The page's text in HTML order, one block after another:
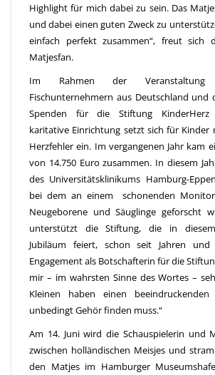
Highlight für mich dabei zu sein. Das
und dabei einen guten Zweck zu
einfach perfekt zusammen“, freut sich
Matjesfan.
Im Rahmen der
Fischunternehmern aus Deutschland und
Spenden für die Stiftung KinderHerz
karitative Einrichtung setzt sich für Kinder
Herzfehler ein. Im vergangenen Jahr kam
von 14.750 Euro zusammen. In diesem
des Universitätsklinikums Hamburg-
bei dem an einem schonenden
Neugeborene und Säuglinge geforscht
unterstützt die Stiftung, die in diesem
Jubiläum feiert, schon seit Jahren
Engagement als Botschafterin für die
mir – im wahrsten Sinne des Wortes –
Kleinen haben einen
unbedingt Gehör finden muss.“
Am 14. Juni wird die Schauspielerin und
zwischen holländischen Meisjes und
den Matjes im Hamburger